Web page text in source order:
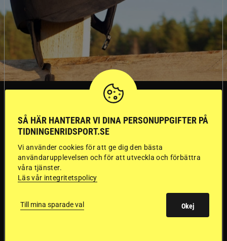
Dyraste
ridhjälmarna blev
sämst i test
Stort test av ridhjälmar
Folksam har testat 15 ridhjälmar i olika
prisklasser för att se vilken som är den säkraste.
SÅ HÄR HANTERAR VI DINA PERSONUPPGIFTER PÅ
TIDNINGENRIDSPORT.SE
Vi använder cookies för att ge dig den bästa
användarupplevelsen och för att utveckla och förbättra
våra tjänster.
Läs vår integritetspolicy
Till mina sparade val Okej